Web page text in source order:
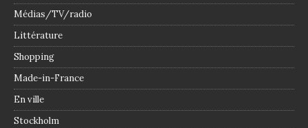
Médias/TV/radio
Littérature
Shopping
Made-in-France
En ville
Stockholm